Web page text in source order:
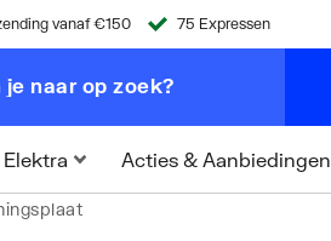
vanaf €150 75 Expressen
Elektra Acties & Aanbiedingen